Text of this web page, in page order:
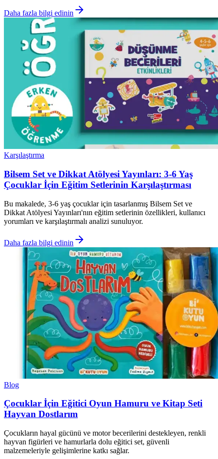
Daha fazla bilgi edinin
Karşılaştırma
Bilsem Set ve Dikkat Atölyesi Yayınları: 3-6 Yaş
Çocuklar İçin Eğitim Setlerinin Karşılaştırması
Bu makalede, 3-6 yaş çocuklar için tasarlanmış Bilsem Set ve
Dikkat Atölyesi Yayınları'nın eğitim setlerinin özellikleri, kullanıcı
yorumları ve karşılaştırmalı analizi sunuluyor.
Daha fazla bilgi edinin
Blog
Çocuklar İçin Eğitici Oyun Hamuru ve Kitap Seti
Hayvan Dostlarım
Çocukların hayal gücünü ve motor becerilerini destekleyen, renkli
hayvan figürleri ve hamurlarla dolu eğitici set, güvenli
malzemeleriyle gelişimlerine katkı sağlar.